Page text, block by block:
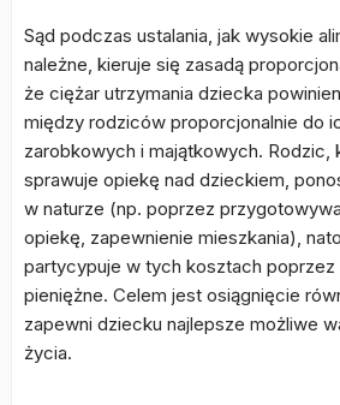
Sąd podczas ustalania, jak wysokie
należne, kieruje się zasadą
że ciężar utrzymania dziecka
między rodziców proporcjonalnie do
zarobkowych i majątkowych. Rodzic,
sprawuje opiekę nad dzieckiem,
w naturze (np. poprzez
opiekę, zapewnienie mieszkania),
partycypuje w tych kosztach poprzez
pieniężne. Celem jest osiągnięcie
zapewni dziecku najlepsze możliwe
życia.